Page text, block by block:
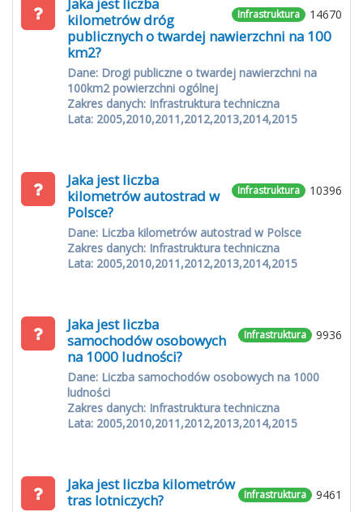
14670
Infrastruktura
kilometrów dróg
publicznych o twardej nawierzchni na 100
km2?
Dane: Drogi publiczne o twardej nawierzchni na
100km2 powierzchni ogólnej
Zakres danych: Infrastruktura techniczna
Lata: 2005,2010,2011,2012,2013,2014,2015
10396
Infrastruktura
Jaka jest liczba
kilometrów autostrad w
Polsce?
Dane: Liczba kilometrów autostrad w Polsce
Zakres danych: Infrastruktura techniczna
Lata: 2005,2010,2011,2012,2013,2014,2015
9936
Infrastruktura
Jaka jest liczba
samochodów osobowych
na 1000 ludności?
Dane: Liczba samochodów osobowych na 1000
ludności
Zakres danych: Infrastruktura techniczna
Lata: 2005,2010,2011,2012,2013,2014,2015
9461
Infrastruktura
Jaka jest liczba kilometrów
tras lotniczych?